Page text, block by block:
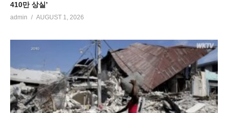
410만 상실’
admin AUGUST 1, 2026